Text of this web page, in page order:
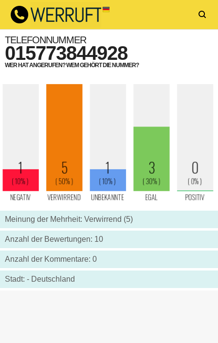
TELEFONNUMMER
015773844928
WER HAT ANGERUFEN? WEM GEHÖRT DIE NUMMER?
Meinung der Mehrheit: Verwirrend (5)
Anzahl der Bewertungen: 10
Anzahl der Kommentare: 0
Stadt: - Deutschland